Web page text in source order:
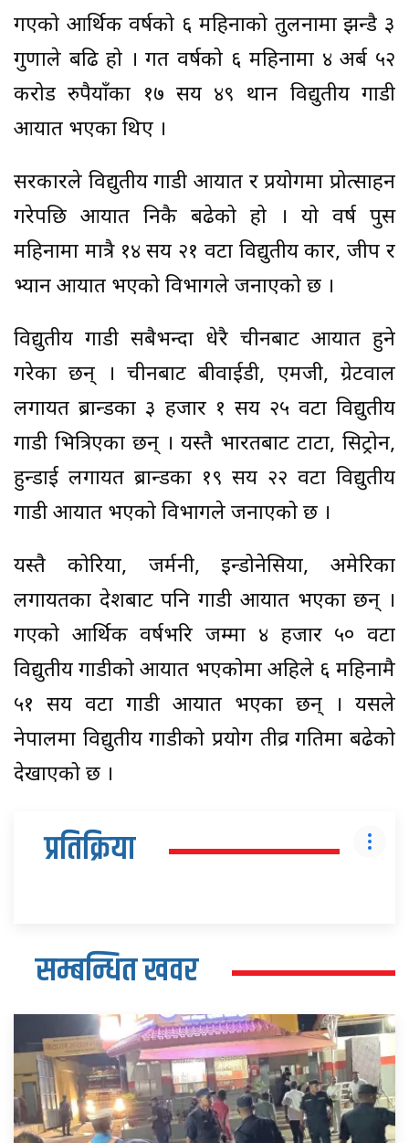
गएको आर्थिक वर्षको ६ महिनाको तुलनामा झन्डै ३
गुणाले बढि हो । गत वर्षको ६ महिनामा ४ अर्ब ५२
करोड रुपैयाँका १७ सय ४९ थान विद्युतीय गाडी
आयात भएका थिए ।
सरकारले विद्युतीय गाडी आयात र प्रयोगमा प्रोत्साहन
गरेपछि आयात निकै बढेको हो । यो वर्ष पुस
महिनामा मात्रै १४ सय २१ वटा विद्युतीय कार, जीप र
भ्यान आयात भएको विभागले जनाएको छ ।
विद्युतीय गाडी सबैभन्दा धेरै चीनबाट आयात हुने
गरेका छन् । चीनबाट बीवाईडी, एमजी, ग्रेटवाल
लगायत ब्रान्डका ३ हजार १ सय २५ वटा विद्युतीय
गाडी भित्रिएका छन् । यस्तै भारतबाट टाटा, सिट्रोन,
हुन्डाई लगायत ब्रान्डका १९ सय २२ वटा विद्युतीय
गाडी आयात भएको विभागले जनाएको छ ।
यस्तै कोरिया, जर्मनी, इन्डोनेसिया, अमेरिका
लगायतका देशबाट पनि गाडी आयात भएका छन् ।
गएको आर्थिक वर्षभरि जम्मा ४ हजार ५० वटा
विद्युतीय गाडीको आयात भएकोमा अहिले ६ महिनामै
५१ सय वटा गाडी आयात भएका छन् । यसले
नेपालमा विद्युतीय गाडीको प्रयोग तीव्र गतिमा बढेको
देखाएको छ ।
प्रतिक्रिया
सम्बन्धित खवर